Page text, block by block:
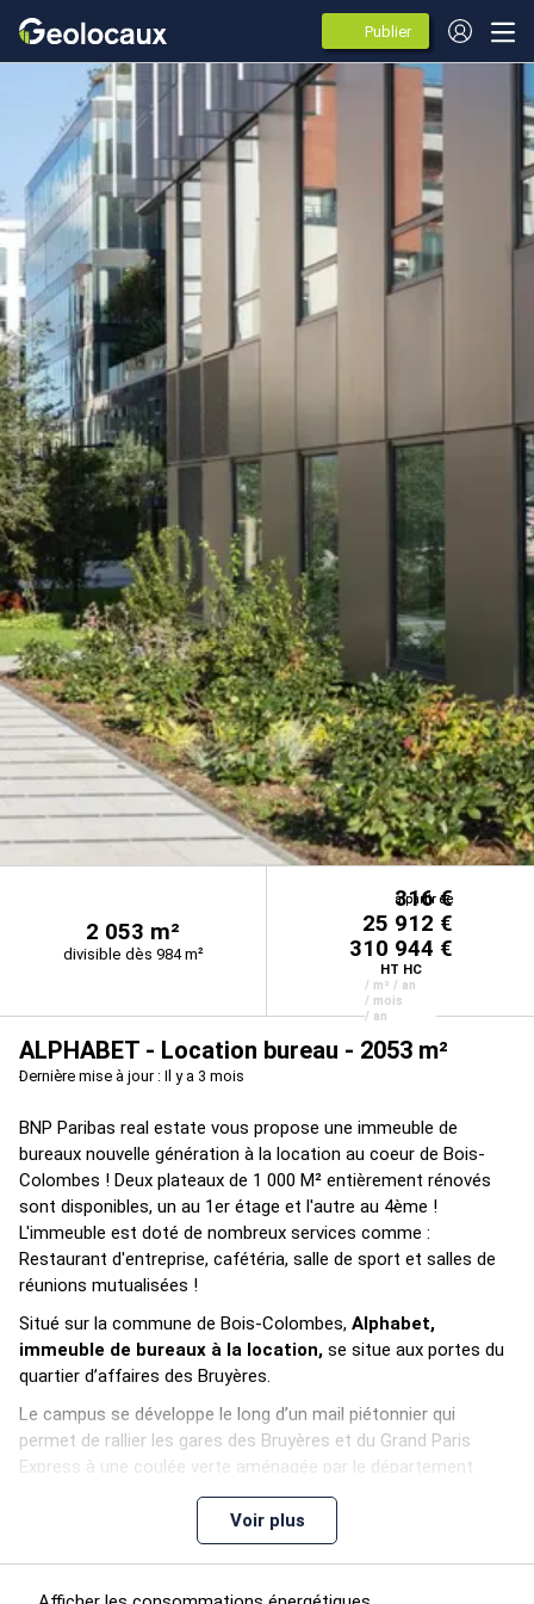
Publier
des
annonces
2 053 m²
divisible dès 984 m²
316 €
à partir de
25 912 €
à partir de
310 944 €
HT HC
/ m² / an
/ mois
/ an
ALPHABET - Location bureau - 2053 m²
Dernière mise à jour : Il y a 3 mois
BNP Paribas real estate vous propose une immeuble de
bureaux nouvelle génération à la location au coeur de Bois-
Colombes ! Deux plateaux de 1 000 M² entièrement rénovés
sont disponibles, un au 1er étage et l'autre au 4ème !
L'immeuble est doté de nombreux services comme :
Restaurant d'entreprise, cafétéria, salle de sport et salles de
réunions mutualisées !
Situé sur la commune de Bois-Colombes, Alphabet,
immeuble de bureaux à la location, se situe aux portes du
quartier d’affaires des Bruyères.
Le campus se développe le long d’un mail piétonnier qui
permet de rallier les gares des Bruyères et du Grand Paris
Express à une coulée verte aménagée par le département.
Celle-ci, réservée aux piétons et cyclistes, reliera Bois-
Colombes à Colombes et à la Garenne Colombes.
Voir plus